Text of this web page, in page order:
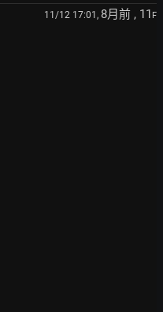
11/12 17:01, 8月前 , 11 F